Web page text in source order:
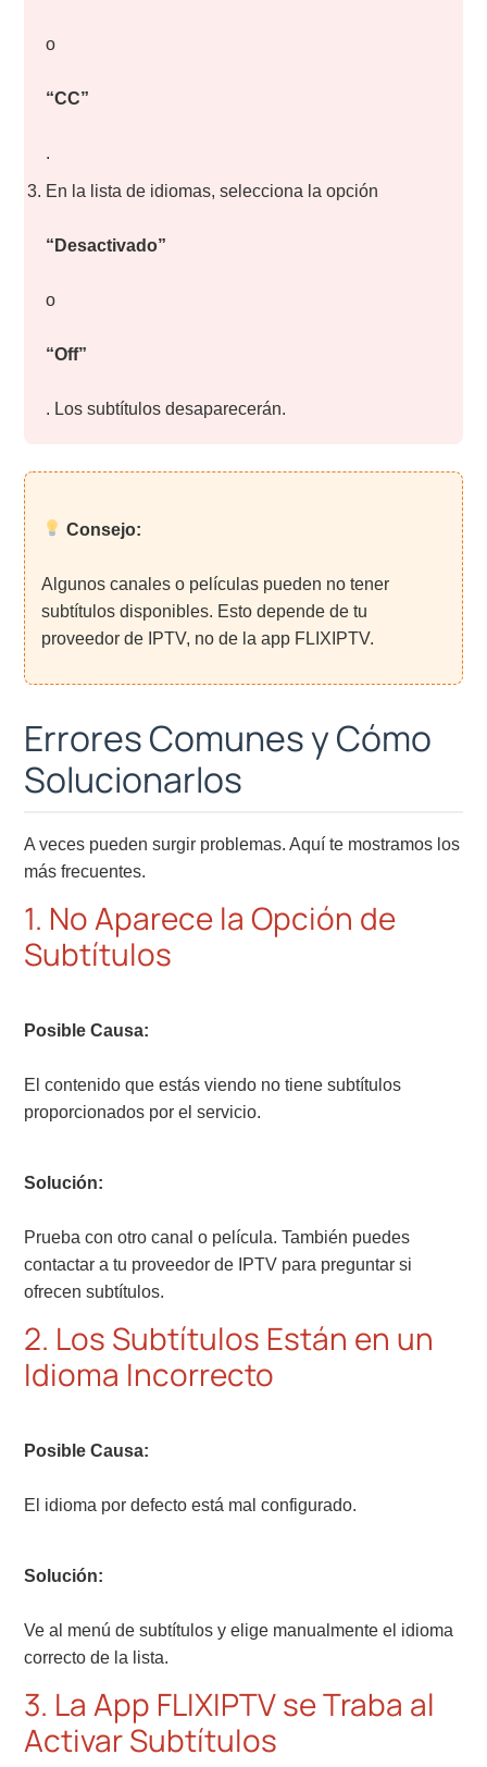
o
“CC”
.
En la lista de idiomas, selecciona la opción
“Desactivado”
o
“Off”
. Los subtítulos desaparecerán.
Consejo:
Algunos canales o películas pueden no tener
subtítulos disponibles. Esto depende de tu
proveedor de IPTV, no de la app FLIXIPTV.
Errores Comunes y Cómo
Solucionarlos
A veces pueden surgir problemas. Aquí te mostramos los
más frecuentes.
1. No Aparece la Opción de
Subtítulos
Posible Causa:
El contenido que estás viendo no tiene subtítulos
proporcionados por el servicio.
Solución:
Prueba con otro canal o película. También puedes
contactar a tu proveedor de IPTV para preguntar si
ofrecen subtítulos.
2. Los Subtítulos Están en un
Idioma Incorrecto
Posible Causa:
El idioma por defecto está mal configurado.
Solución:
Ve al menú de subtítulos y elige manualmente el idioma
correcto de la lista.
3. La App FLIXIPTV se Traba al
Activar Subtítulos